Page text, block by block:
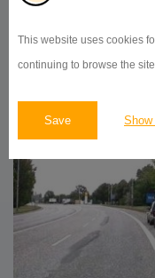
This website uses cookies
continuing to browse the
Save Show
BILLBOARD